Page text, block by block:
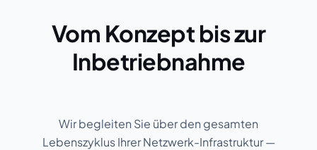
Vom Konzept bis zur
Inbetriebnahme
Wir begleiten Sie über den gesamten
Lebenszyklus Ihrer Netzwerk-Infrastruktur —